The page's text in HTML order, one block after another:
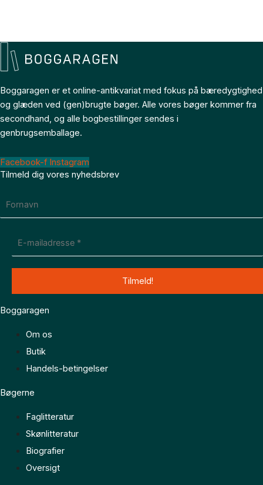
Boggaragen er et online-antikvariat med fokus på bæredygtighed
og glæden ved (gen)brugte bøger. Alle vores bøger kommer fra
secondhand, og alle bogbestillinger sendes i
genbrugsemballage.
Facebook-f Instagram
Tilmeld dig vores nyhedsbrev
Boggaragen
Om os
Butik
Handels-betingelser
Bøgerne
Faglitteratur
Skønlitteratur
Biografier
Oversigt